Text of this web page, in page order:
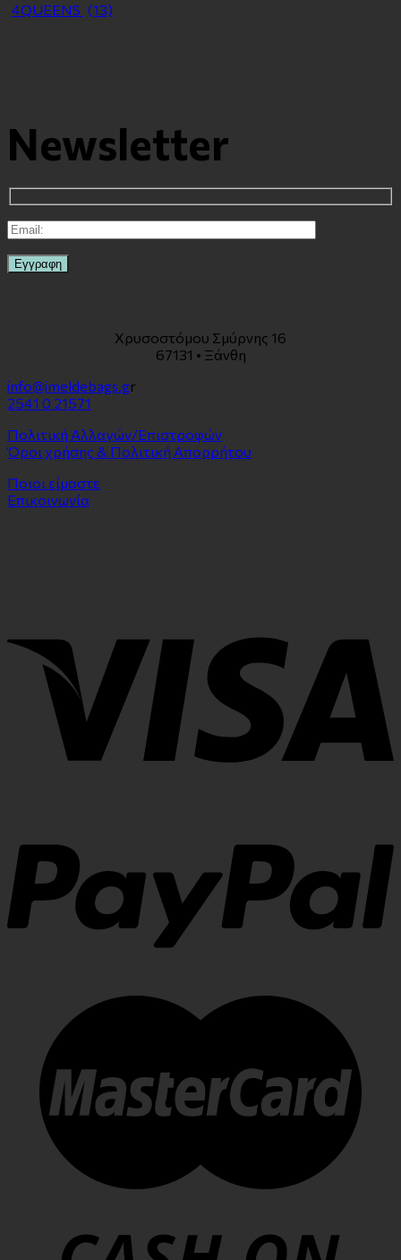
4QUEENS (13)
Newsletter
Χρυσοστόμου Σμύρνης 16
67131 • Ξάνθη
info@imeldebags.gr
2541 0 21571
Πολιτική Αλλαγών/Επιστροφών
Όροι χρήσης & Πολιτική Απορρήτου
Ποιοι είμαστε
Επικοινωνία